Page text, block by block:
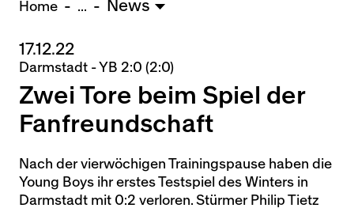
U15 - Lugano *
3:1
Nachwuchs Frauen
Ostermundigen - FU20 *
Biel - FU18 *
0:4
Thörishaus - FU15
12:1
* = Testspiel / (C) = Cupspiel
Home ... News
17.12.22
Darmstadt - YB 2:0 (2:0)
Zwei Tore beim Spiel der
Fanfreundschaft
Nach der vierwöchigen Trainingspause haben die
Young Boys ihr erstes Testspiel des Winters in
Darmstadt mit 0:2 verloren. Stürmer Philip Tietz